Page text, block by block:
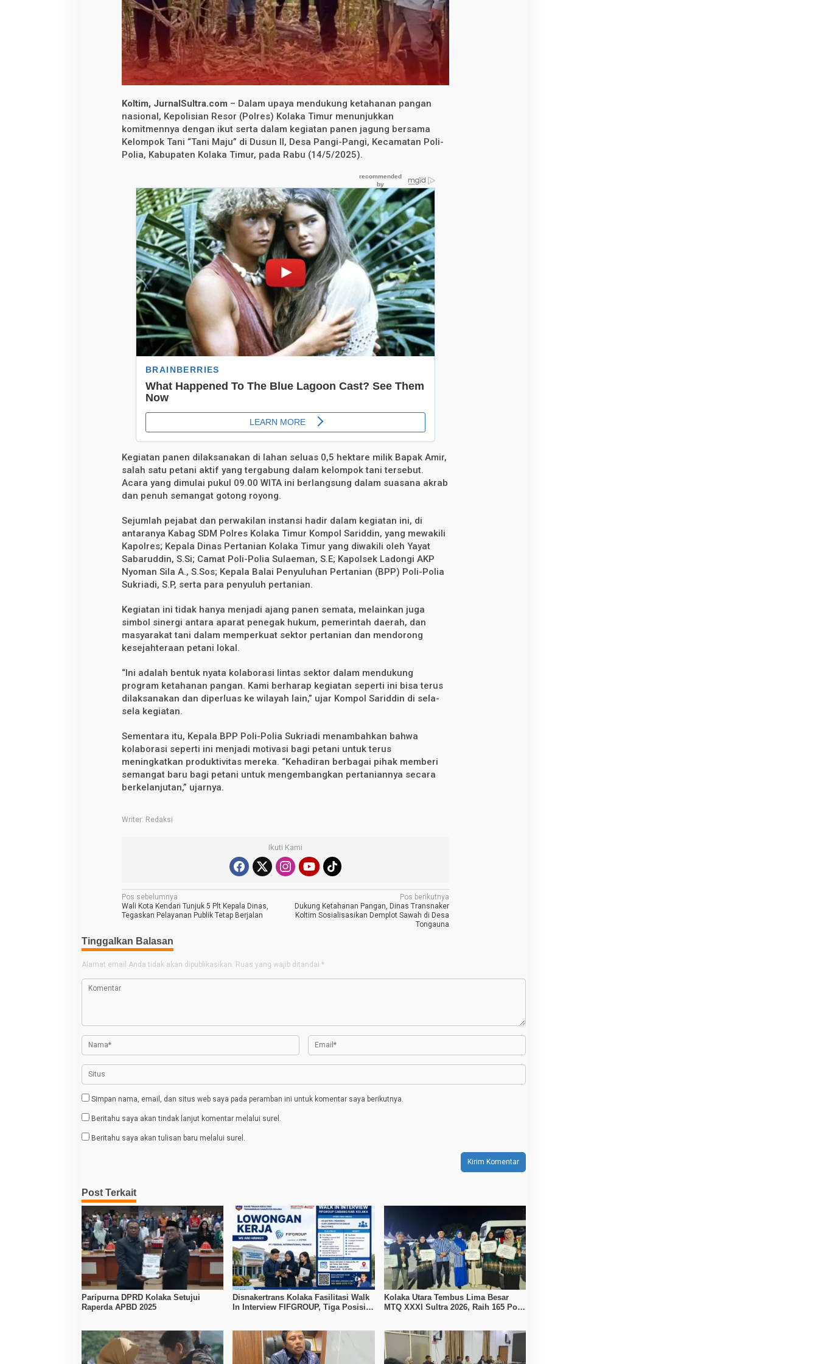
t
i
m
P
a
n
e
n
a
g
u
n
g
W
u
D
u
k
u
n
g
a
n
K
e
t
h
n
a
n
P
a
n
a
n
Koltim, JurnalSultra.com – Dalam upaya mendukung ketahanan pangan
nasional, Kepolisian Resor (Polres) Kolaka Timur menunjukkan
komitmennya dengan ikut serta dalam kegiatan panen jagung bersama
Kelompok Tani “Tani Maju” di Dusun II, Desa Pangi-Pangi, Kecamatan Poli-
Polia, Kabupaten Kolaka Timur, pada Rabu (14/5/2025).
Kegiatan panen dilaksanakan di lahan seluas 0,5 hektare milik Bapak Amir,
salah satu petani aktif yang tergabung dalam kelompok tani tersebut.
Acara yang dimulai pukul 09.00 WITA ini berlangsung dalam suasana akrab
dan penuh semangat gotong royong.
Sejumlah pejabat dan perwakilan instansi hadir dalam kegiatan ini, di
antaranya Kabag SDM Polres Kolaka Timur Kompol Sariddin, yang mewakili
Kapolres; Kepala Dinas Pertanian Kolaka Timur yang diwakili oleh Yayat
Sabaruddin, S.Si; Camat Poli-Polia Sulaeman, S.E; Kapolsek Ladongi AKP
Nyoman Sila A., S.Sos; Kepala Balai Penyuluhan Pertanian (BPP) Poli-Polia
Sukriadi, S.P, serta para penyuluh pertanian.
Kegiatan ini tidak hanya menjadi ajang panen semata, melainkan juga
simbol sinergi antara aparat penegak hukum, pemerintah daerah, dan
masyarakat tani dalam memperkuat sektor pertanian dan mendorong
kesejahteraan petani lokal.
“Ini adalah bentuk nyata kolaborasi lintas sektor dalam mendukung
program ketahanan pangan. Kami berharap kegiatan seperti ini bisa terus
dilaksanakan dan diperluas ke wilayah lain,” ujar Kompol Sariddin di sela-
sela kegiatan.
Sementara itu, Kepala BPP Poli-Polia Sukriadi menambahkan bahwa
kolaborasi seperti ini menjadi motivasi bagi petani untuk terus
meningkatkan produktivitas mereka. “Kehadiran berbagai pihak memberi
semangat baru bagi petani untuk mengembangkan pertaniannya secara
berkelanjutan,” ujarnya.
Writer: Redaksi
Ikuti Kami
N
a
i
g
a
p
s
Pos sebelumnya
Wali Kota Kendari Tunjuk 5 Plt Kepala Dinas,
Tegaskan Pelayanan Publik Tetap Berjalan
Pos berikutnya
Dukung Ketahanan Pangan, Dinas Transnaker
Koltim Sosialisasikan Demplot Sawah di Desa
Tongauna
Tinggalkan Balasan
Alamat email Anda tidak akan dipublikasikan. Ruas yang wajib ditandai *
Simpan nama, email, dan situs web saya pada peramban ini untuk komentar saya berikutnya.
Beritahu saya akan tindak lanjut komentar melalui surel.
Beritahu saya akan tulisan baru melalui surel.
Post Terkait
Paripurna DPRD Kolaka Setujui
Raperda APBD 2025
Disnakertrans Kolaka Fasilitasi Walk
In Interview FIFGROUP, Tiga Posisi
Kolaka Utara Tembus Lima Besar
MTQ XXXI Sultra 2026, Raih 165 Poin